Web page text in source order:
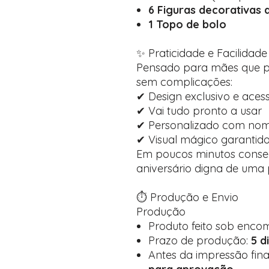
6 Figuras decorativas
1 Topo de bolo
✨ Praticidade e Facilidade
Pensado para mães que
sem complicações:
✔ Design exclusivo e
✔ Vai tudo pronto a usar
✔ Personalizado com
✔ Visual mágico
Em poucos minutos
aniversário digna de uma
⏱️ Produção e Envio
Produção
Produto feito sob
Prazo de produção: 5
Antes da impressão